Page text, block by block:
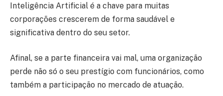
Inteligência Artificial é a chave para muitas
corporações crescerem de forma saudável e
significativa dentro do seu setor.
Afinal, se a parte financeira vai mal, uma organização
perde não só o seu prestígio com funcionários, como
também a participação no mercado de atuação.